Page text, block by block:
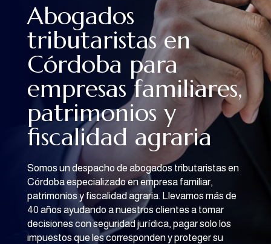
Abogados
tributaristas en
Córdoba para
empresas familiares,
patrimonios y
fiscalidad agraria
Somos un despacho de abogados tributaristas en
Córdoba especializado en empresa familiar,
patrimonios y fiscalidad agraria. Llevamos más de
40 años ayudando a nuestros clientes a tomar
decisiones con seguridad jurídica, pagar solo los
impuestos que les corresponden y proteger su